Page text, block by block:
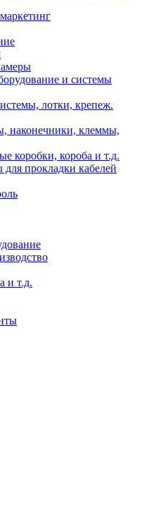
и системы
лотки, крепеж.
наконечники, клеммы,
коробки, короба и т.д.
прокладки кабелей
и т.д.